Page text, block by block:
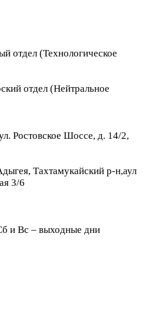
отдел (Технологическое
отдел (Нейтральное
Ростовское Шоссе, д. 14/2,
Тахтамукайский р-н,аул
3/6
и Вс – выходные дни